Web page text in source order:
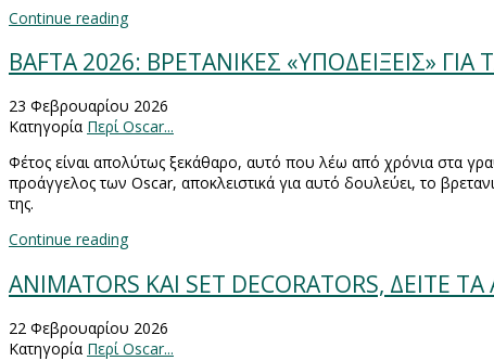
Continue reading
BAFTA 2026: ΒΡΕΤΑΝΙΚΕΣ «ΥΠΟΔΕΙΞΕΙΣ» ΓΙΑ
23 Φεβρουαρίου 2026
Κατηγορία Περί Oscar...
Φέτος είναι απολύτως ξεκάθαρο, αυτό που λέω από χρόνια στα
προάγγελος των Oscar, αποκλειστικά για αυτό δουλεύει, το
της.
Continue reading
ANIMATORS ΚΑΙ SET DECORATORS,
22 Φεβρουαρίου 2026
Κατηγορία Περί Oscar...